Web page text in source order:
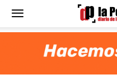
Diario